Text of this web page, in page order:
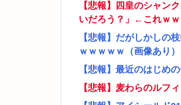
【悲報】四皇のシャン
いだろう？」←これｗｗ
【悲報】だがしかしの
ｗｗｗｗｗ（画像あり）
【悲報】最近のはじめ
【悲報】麦わらのルフ